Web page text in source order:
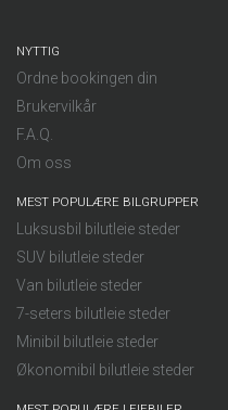
NYTTIG
Ordne bookingen din
Brukervilkår
F.A.Q.
Om oss
MEST POPULÆRE BILGRUPPER
Luksusbil bilutleie steder
SUV bilutleie steder
Van bilutleie steder
7-seters bilutleie steder
Minibil bilutleie steder
Økonomibil bilutleie steder